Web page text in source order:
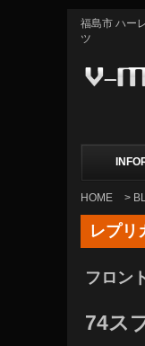
福島市 ハー
ツ
HOME >
レプ
フロン
74ス